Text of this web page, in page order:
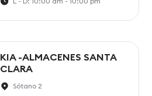
KIA -ALMACENES SANTA
CLARA
Sótano 2